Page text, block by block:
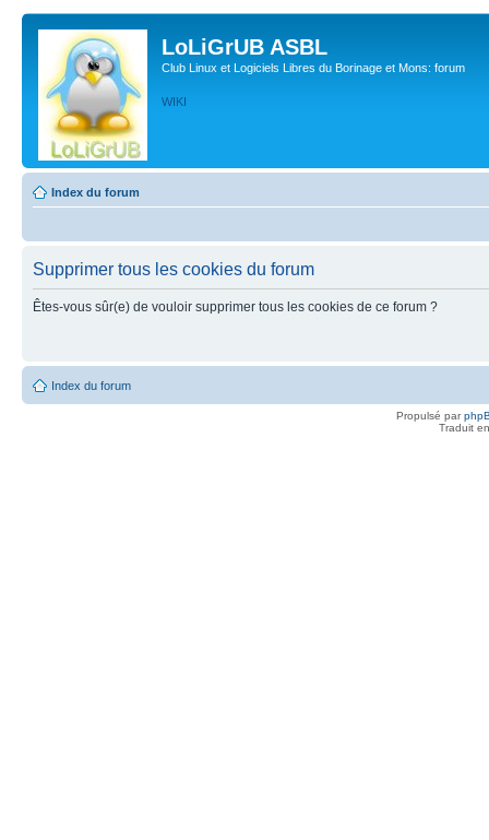
LoLiGrUB ASBL
Club Linux et Logiciels Libres du Borinage et Mons: forum
WIKI
Index du forum
Supprimer tous les cookies du forum
Êtes-vous sûr(e) de vouloir supprimer tous les cookies de ce forum ?
Index du forum
Propulsé par
Traduit